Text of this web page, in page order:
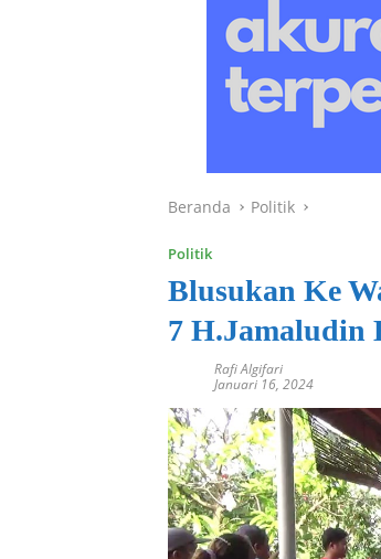
Beranda Politik
Politik
Blusukan Ke
7 H.Jamaludin
Rafi Algifari
Januari 16, 2024